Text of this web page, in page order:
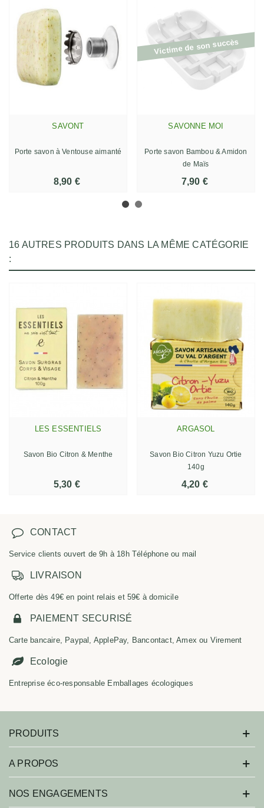
SAVONT
Porte savon à Ventouse aimanté
8,90 €
Victime de son succès
SAVONNE MOI
Porte savon Bambou & Amidon
de Maïs
7,90 €
16 AUTRES PRODUITS DANS LA MÊME CATÉGORIE
:
LES ESSENTIELS
Savon Bio Citron & Menthe
5,30 €
ARGASOL
Savon Bio Citron Yuzu Ortie
140g
4,20 €
CONTACT
Service clients ouvert de 9h à 18h Téléphone ou mail
LIVRAISON
Offerte dès 49€ en point relais et 59€ à domicile
PAIEMENT SECURISÉ
Carte bancaire, Paypal, ApplePay, Bancontact, Amex ou Virement
Ecologie
Entreprise éco-responsable Emballages écologiques
PRODUITS
A PROPOS
NOS ENGAGEMENTS